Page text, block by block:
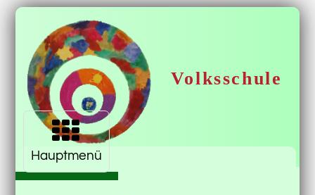
Volksschule
Krimml
Navigation aufklappen
Hauptmenü